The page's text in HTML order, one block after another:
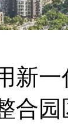
一
、